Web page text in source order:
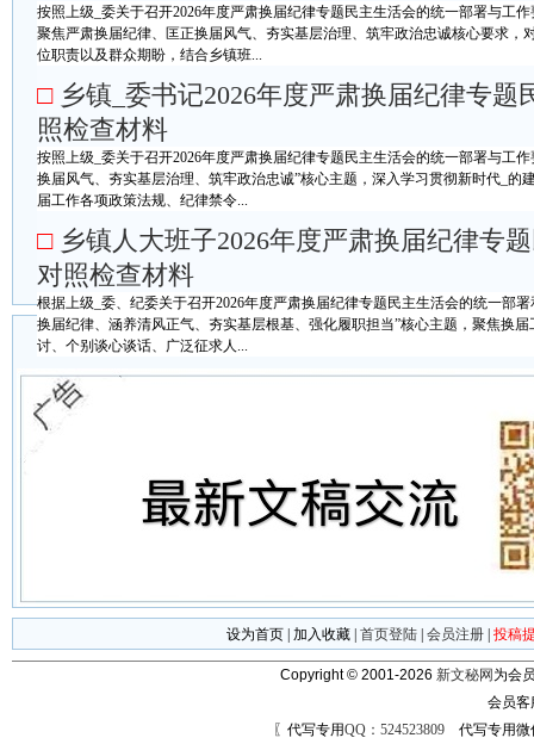
按照上级_委关于召开2026年度严肃换届纪律专题民主生活会的统一部署与工
聚焦严肃换届纪律、匡正换届风气、夯实基层治理、筑牢政治忠诚核心要求，
位职责以及群众期盼，结合乡镇班...
□ 乡镇_委书记2026年度严肃换届纪律专题
照检查材料
按照上级_委关于召开2026年度严肃换届纪律专题民主生活会的统一部署与工
换届风气、夯实基层治理、筑牢政治忠诚”核心主题，深入学习贯彻新时代_的
届工作各项政策法规、纪律禁令...
□ 乡镇人大班子2026年度严肃换届纪律专
对照检查材料
根据上级_委、纪委关于召开2026年度严肃换届纪律专题民主生活会的统一部
换届纪律、涵养清风正气、夯实基层根基、强化履职担当”核心主题，聚焦换
讨、个别谈心谈话、广泛征求人...
设为首页 加入收藏 首页登陆 会员注册 投稿
Copyright © 2001-2026 新文秘网 为会
会员
〖代写专用QQ：524523809代写专用微